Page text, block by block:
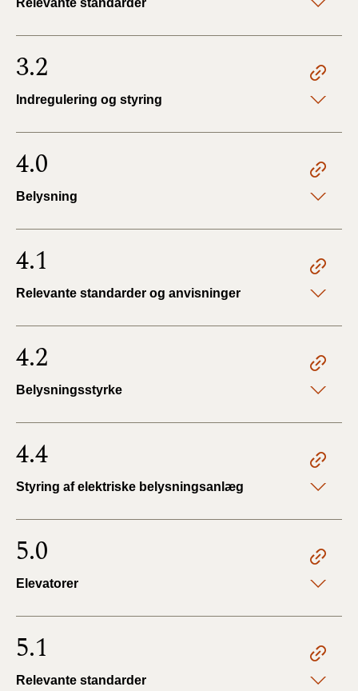
Relevante standarder
3.2
Indregulering og styring
4.0
Belysning
4.1
Relevante standarder og anvisninger
4.2
Belysningsstyrke
4.4
Styring af elektriske belysningsanlæg
5.0
Elevatorer
5.1
Relevante standarder